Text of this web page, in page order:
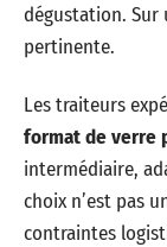
dégustation.
pertinente.
Les traiteurs
format de verre
intermédiaire,
choix n’est pas
contraintes